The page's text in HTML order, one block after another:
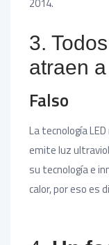
2014.
3.
atraen
Falso
La tecnología
emite luz
su tecnología e
calor, por eso es